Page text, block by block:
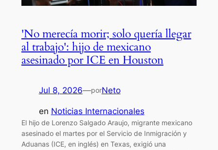
'No merecía morir; solo quería llegar
al trabajo': hijo de mexicano
asesinado por ICE en Houston
Jul 8, 2026—porNeto
en Noticias Internacionales
El hijo de Lorenzo Salgado Araujo, migrante mexicano
asesinado el martes por el Servicio de Inmigración y
Aduanas (ICE, en inglés) en Texas, exigió una